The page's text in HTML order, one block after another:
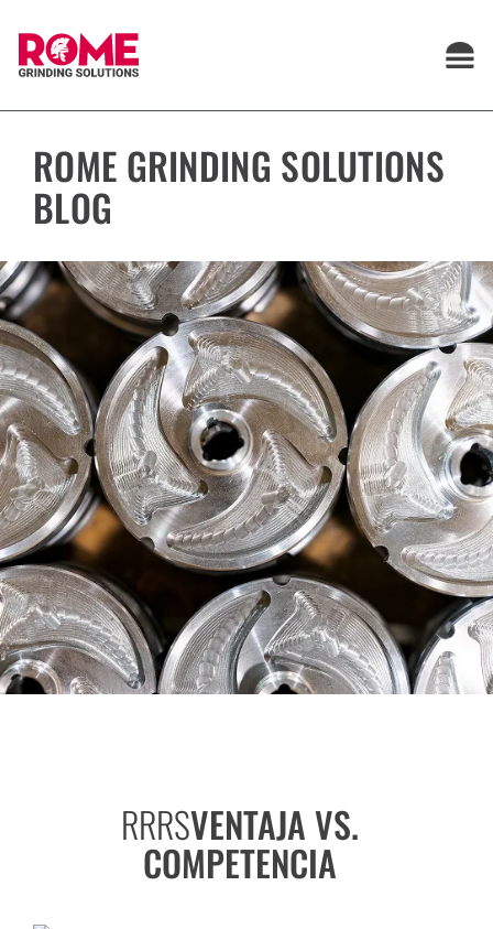
contenido
ROME GRINDING SOLUTIONS
BLOG
RRRSVENTAJA VS.
COMPETENCIA